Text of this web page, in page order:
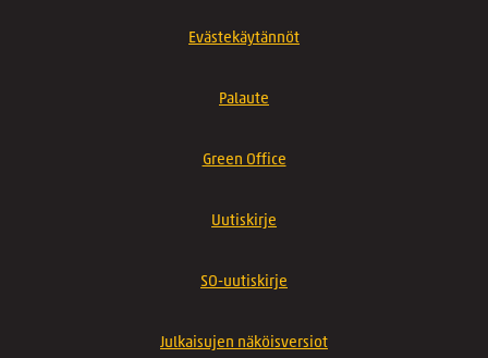
Evästekäytännöt
Palaute
Green Office
Uutiskirje
SO-uutiskirje
Julkaisujen näköisversiot